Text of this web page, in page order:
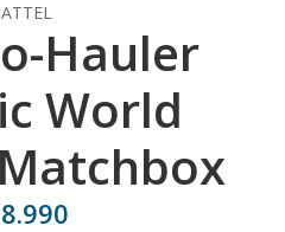
Hauler
World